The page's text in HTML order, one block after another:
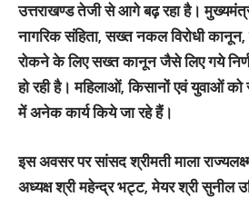
उत्तराखण्ड तेजी से आगे बढ़ रहा है। मुख्यमंत्री
नागरिक संहिता, सख्त नकल विरोधी कानून,
रोकने के लिए सख्त कानून जैसे लिए गये
हो रही है। महिलाओं, किसानों एवं युवाओं
में अनेक कार्य किये जा रहे हैं।
इस अवसर पर सांसद श्रीमती माला
अध्यक्ष श्री महेन्द्र भट्ट, मेयर श्री सुनील